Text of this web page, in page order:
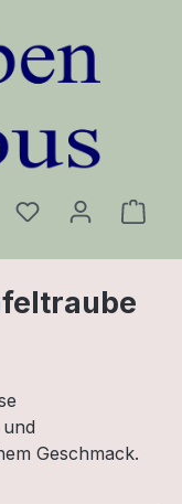
Geschmack.